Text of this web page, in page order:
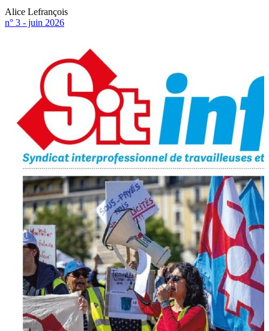
Alice Lefrançois
n° 3 - juin 2026